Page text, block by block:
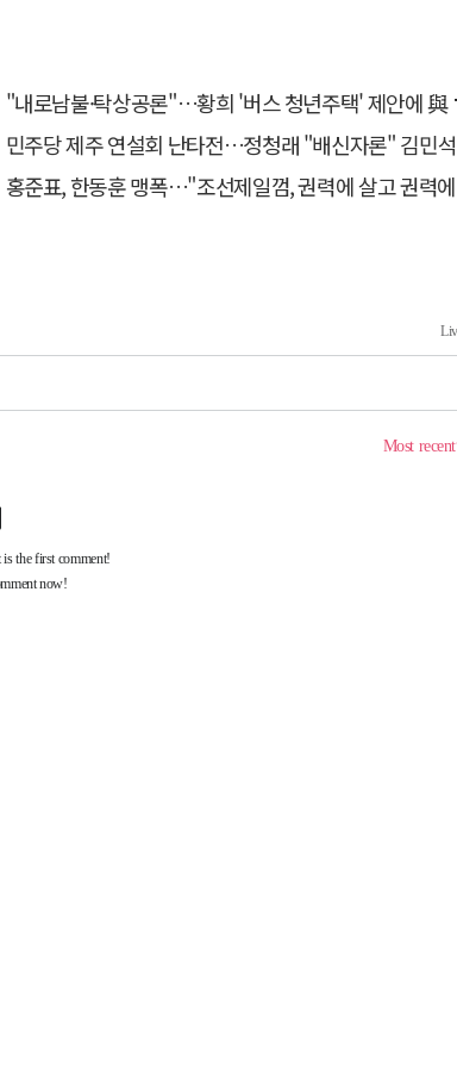
"내로남불·탁상공론"…황희 '버스 청년주택' 제안에 與 내부서도 쓴소리
민주당 제주 연설회 난타전…정청래 "배신자론" 김민석 "관리 무능"
홍준표, 한동훈 맹폭…"조선제일껌, 권력에 살고 권력에 죽었다"